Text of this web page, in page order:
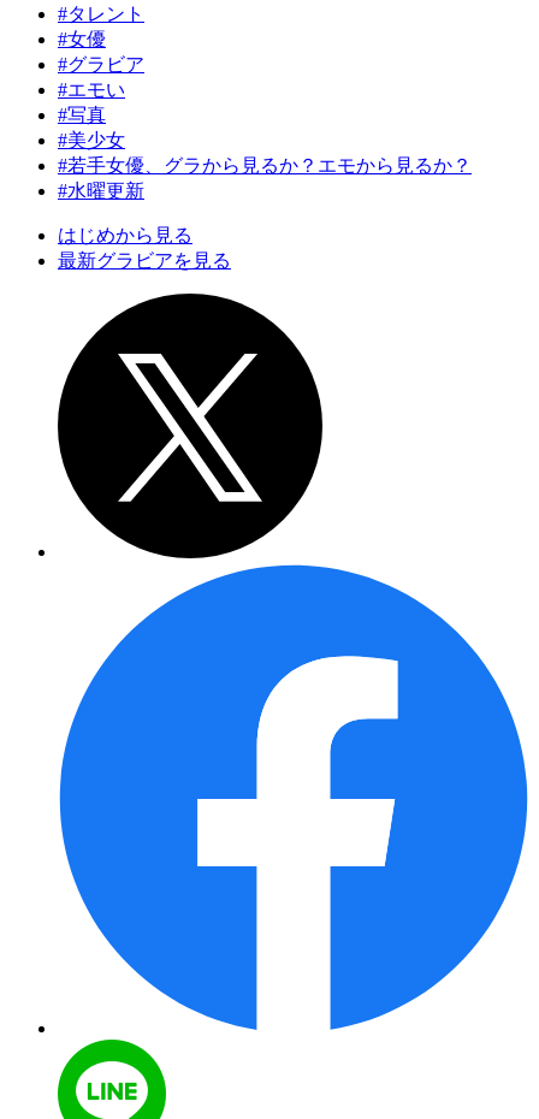
#タレント
#女優
#グラビア
#エモい
#写真
#美少女
#若手女優、グラから見るか？エモから見るか？
#水曜更新
はじめから見る
最新グラビアを見る